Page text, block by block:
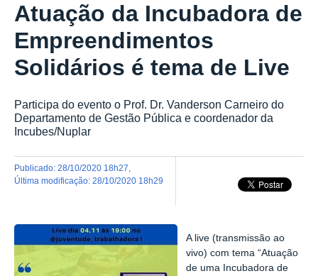
Atuação da Incubadora de
Empreendimentos
Solidários é tema de Live
Participa do evento o Prof. Dr. Vanderson Carneiro do
Departamento de Gestão Pública e coordenador da
Incubes/Nuplar
publicado: 28/10/2020 18h27
última modificação: 28/10/2020 18h29
A live (transmissão ao
vivo) com tema “Atuação
de uma Incubadora de